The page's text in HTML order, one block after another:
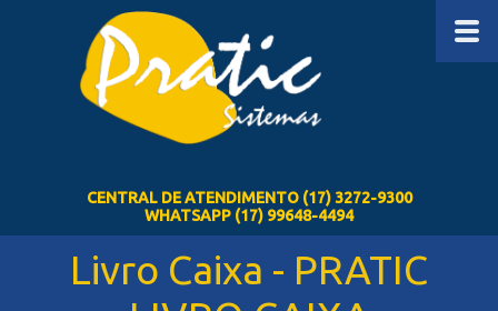
CENTRAL DE ATENDIMENTO (17) 3272-9300
WHATSAPP (17) 99648-4494
Livro Caixa - PRATIC